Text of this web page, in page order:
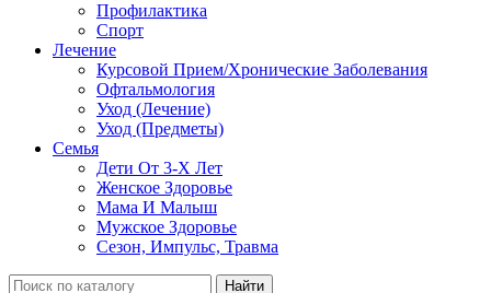
Профилактика
Спорт
Лечение
Курсовой Прием/Хронические Заболевания
Офтальмология
Уход (Лечение)
Уход (Предметы)
Семья
Дети От 3-Х Лет
Женское Здоровье
Мама И Малыш
Мужское Здоровье
Сезон, Импульс, Травма
Найти